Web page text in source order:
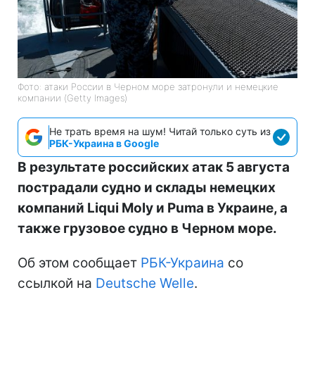
Фото: атаки России в Черном море затронули и немецкие
компании (Getty Images)
Не трать время на шум! Читай только суть из
РБК-Украина в Google
В результате российских атак 5 августа
пострадали судно и склады немецких
компаний Liqui Moly и Puma в Украине, а
также грузовое судно в Черном море.
Об этом сообщает РБК-Украина со
ссылкой на Deutsche Welle.